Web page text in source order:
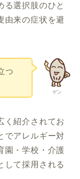
る選択肢のひと
由来の症状を避
ゲン
つ
く紹介されてお
でアレルギー対
園・学校・介護
して採用される